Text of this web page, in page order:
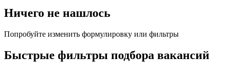
Ничего не нашлось
Попробуйте изменить формулировку или фильтры
Быстрые фильтры подбора вакансий